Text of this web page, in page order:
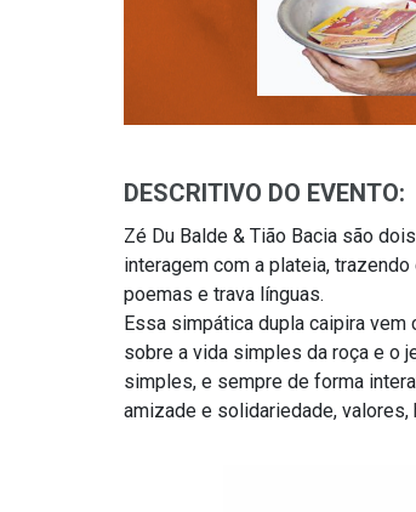
DESCRITIVO DO EVENTO:
Zé Du Balde & Tião Bacia são
interagem com a plateia,
poemas e trava línguas.
Essa simpática dupla caipira
sobre a vida simples da roça e o
simples, e sempre de forma
amizade e solidariedade, valores,